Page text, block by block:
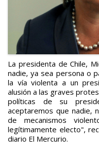
La presidenta de Chile, Michelle Bachelet ha declarado que
nadie, ya sea persona o
la vía violenta a un
alusión a las graves
políticas de su
aceptaremos que nadie,
de mecanismos
legítimamente electo",
diario El Mercurio.